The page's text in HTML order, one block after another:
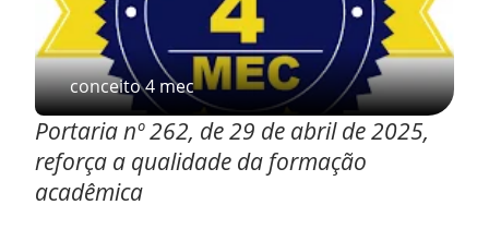
conceito 4 mec
Portaria nº 262, de 29 de abril de 2025,
reforça a qualidade da formação
acadêmica